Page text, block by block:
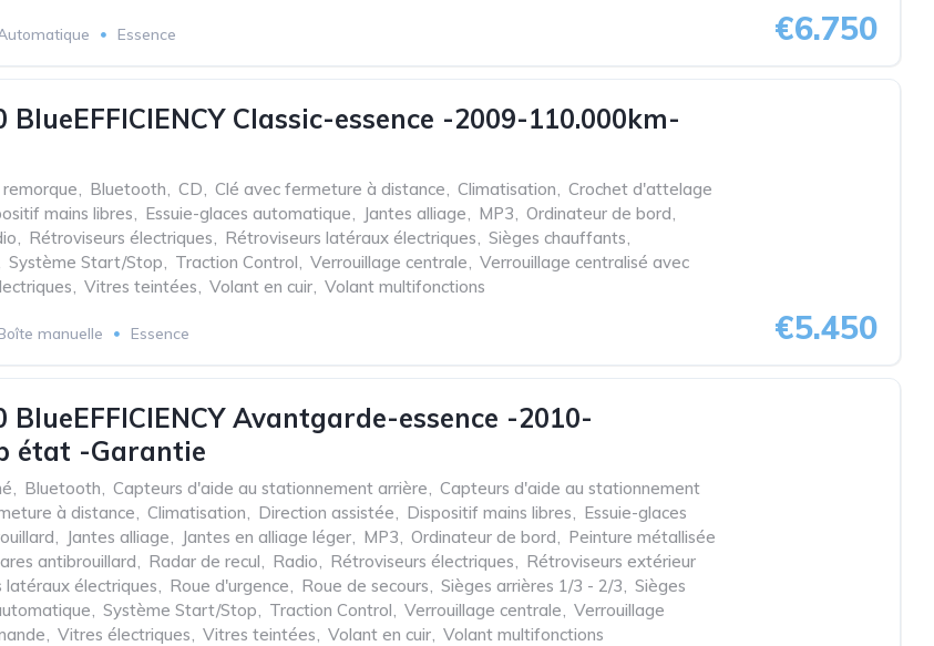
Essence €6.750
BlueEFFICIENCY Classic-essence -2009-110.000km-
, Bluetooth, CD, Clé avec fermeture à distance, Climatisation, Crochet d'attelage
mains libres, Essuie-glaces automatique, Jantes alliage, MP3, Ordinateur de bord,
, Rétroviseurs électriques, Rétroviseurs latéraux électriques, Sièges chauffants,
Système Start/Stop, Traction Control, Verrouillage centrale, Verrouillage centralisé avec
, Vitres teintées, Volant en cuir, Volant multifonctions
manuelle Essence €5.450
BlueEFFICIENCY Avantgarde-essence -2010-
état -Garantie
, Bluetooth, Capteurs d'aide au stationnement arrière, Capteurs d'aide au stationnement
à distance, Climatisation, Direction assistée, Dispositif mains libres, Essuie-glaces
, Jantes alliage, Jantes en alliage léger, MP3, Ordinateur de bord, Peinture métallisée
antibrouillard, Radar de recul, Radio, Rétroviseurs électriques, Rétroviseurs extérieur
latéraux électriques, Roue d'urgence, Roue de secours, Sièges arrières 1/3 - 2/3, Sièges
, Système Start/Stop, Traction Control, Verrouillage centrale, Verrouillage
, Vitres électriques, Vitres teintées, Volant en cuir, Volant multifonctions